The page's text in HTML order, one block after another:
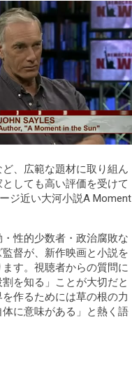
、広範な題材に取り組ん
しても高い評価を受けて
ジ近い大河小説A Moment
性的少数者・政治腐敗な
督が、新作映画と小説を
す。視聴者からの質問に
を知る」ことが大切だと
作るためには草の根の力
に意味がある」と熱く語